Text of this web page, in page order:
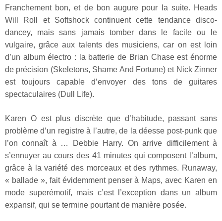
Franchement bon, et de bon augure pour la suite. Heads
Will Roll et Softshock continuent cette tendance disco-
dancey, mais sans jamais tomber dans le facile ou le
vulgaire, grâce aux talents des musiciens, car on est loin
d’un album électro : la batterie de Brian Chase est énorme
de précision (Skeletons, Shame And Fortune) et Nick Zinner
est toujours capable d’envoyer des tons de guitares
spectaculaires (Dull Life).
Karen O est plus discrète que d’habitude, passant sans
problème d’un registre à l’autre, de la déesse post-punk que
l’on connaît à … Debbie Harry. On arrive difficilement à
s’ennuyer au cours des 41 minutes qui composent l’album,
grâce à la variété des morceaux et des rythmes. Runaway,
« ballade », fait évidemment penser à Maps, avec Karen en
mode superémotif, mais c’est l’exception dans un album
expansif, qui se termine pourtant de manière posée.